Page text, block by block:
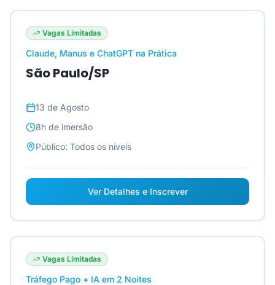
Vagas Limitadas
Claude, Manus e ChatGPT na Prática
São Paulo/SP
13 de Agosto
8h de imersão
Público: Todos os níveis
Ver Detalhes e Inscrever
Vagas Limitadas
Tráfego Pago + IA em 2 Noites